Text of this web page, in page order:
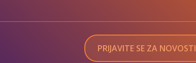
PRIJAVITE SE ZA NOVOSTI